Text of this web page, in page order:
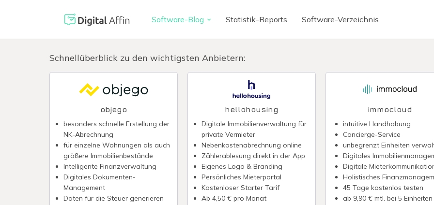
Software-Blog Statistik-Reports Software-Verzeichnis
PRAXISORIENTIERTER
SOFTWARE-BLOG
Neuste Artikel
Virtuelle Kreditkarte
Reisekostenabrechnung digitalisieren
Digitale Firmenkreditkarte
Chatbot erstellen
WhatsApp Newsletter
Fintech-Banken
Präsentieren ohne
Schnellüberblick zu den wichtigsten Anbietern:
objego
besonders schnelle Erstellung der
NK-Abrechnung
für einzelne Wohnungen als auch
größere Immobilienbestände
Intelligente Finanzverwaltung
Digitales Dokumenten-
Management
Daten für die Steuer generieren
hellohousing
Digitale Immobilienverwaltung für
private Vermieter
Nebenkostenabrechnung online
Zählerablesung direkt in der App
Eigenes Logo & Branding
Persönliches Mieterportal
Kostenloser Starter Tarif
Ab 4,50 € pro Monat
immocloud
intuitive Handhabung
Concierge-Service
unbegrenzt Einheiten
Digitales
Digitale
Holistisches
45 Tage kostenlos testen
ab 9,90 € mtl. bei 5 Einheiten